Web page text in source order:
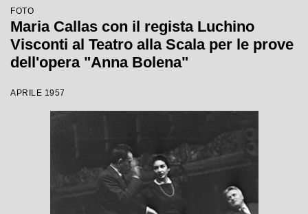
FOTO
Maria Callas con il regista Luchino
Visconti al Teatro alla Scala per le prove
dell'opera "Anna Bolena"
APRILE 1957